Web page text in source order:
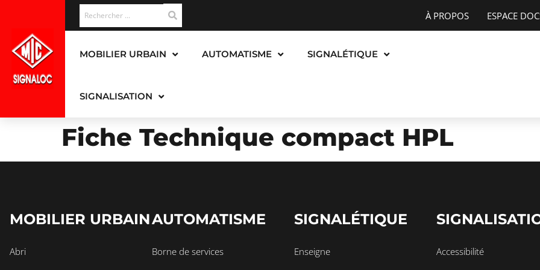
À PROPOS ESPACE
MOBILIER URBAIN AUTOMATISME SIGNALÉTIQUE
SIGNALISATION
Fiche Technique compact HPL
MOBILIER URBAIN
Abri
AUTOMATISME
Borne de services
SIGNALÉTIQUE
Enseigne Accessibilité